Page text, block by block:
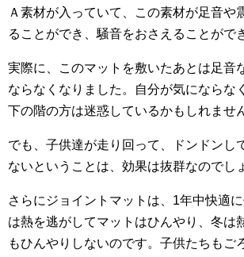
Ａ素材が入っていて、この素材が足音や
ることができ、騒音をおさえることがで
実際に、このマットを敷いたあとは足音
ならなくなりました。自分が気にならな
下の階の方は迷惑しているかもしれませ
でも、子供達が走り回って、ドンドンし
ないということは、効果は抜群なのでし
さらにジョイントマットは、1年中快適
は熱を逃がしてマットはひんやり、冬は
もひんやりしないのです。子供たちもご